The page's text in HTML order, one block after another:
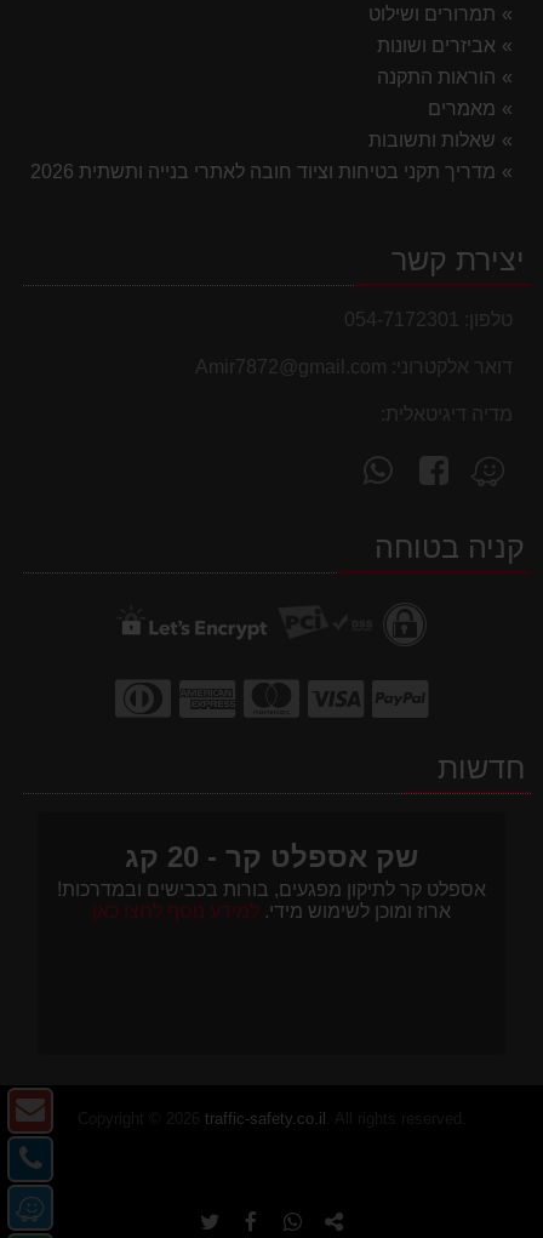
תמרורים ושילוט
אביזרים ושונות
הוראות התקנה
מאמרים
שאלות ותשובות
מדריך תקני בטיחות וציוד חובה לאתרי בנייה ותשתית 2026
יצירת קשר
טלפון: 054-7172301
דואר אלקטרוני: Amir7872@gmail.com
מדיה דיגיטאלית:
מצא
אותנו
Waze
עקוב
אחרינו
facebookקניה בטוחה
חדשות
שק אספלט קר - 20 קג
אספלט קר לתיקון מפגעים, בורות בכבישים ובמדרכות!
ארוז ומוכן לשימוש מידי. למידע נוסף לחצו כאן
traffic-safety.co.il
שתף
שתף שתף
-
-